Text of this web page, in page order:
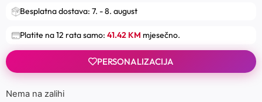
Besplatna dostava: 7. - 8. august
Platite na 12 rata samo: 41.42 KM mjesečno.
PERSONALIZACIJA
Nema na zalihi